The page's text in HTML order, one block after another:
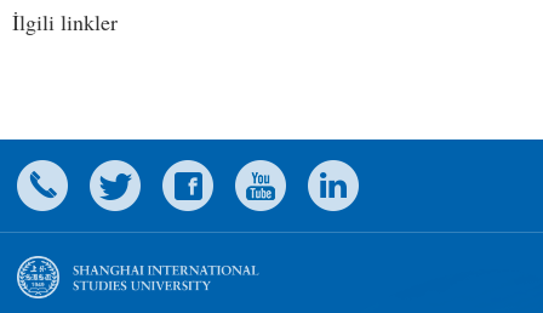
İlgili linkler